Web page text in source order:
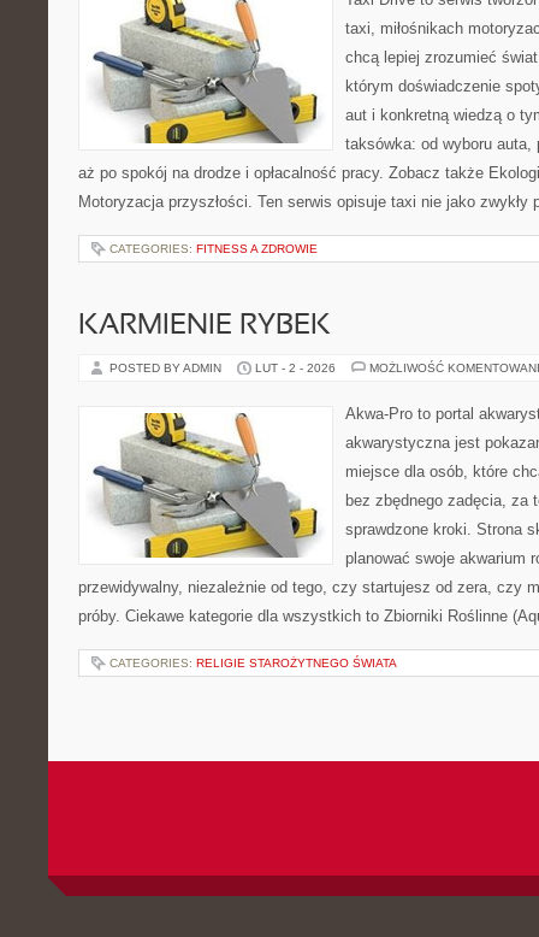
taxi, miłośnikach
chcą lepiej zrozumieć
którym doświadczenie
aut i konkretną wiedzą o
taksówka: od wyboru
aż po spokój na drodze i opłacalność pracy. Zobacz także
Motoryzacja przyszłości. Ten serwis opisuje taxi nie jako
CATEGORIES: FITNESS A ZDROWIE
KARMIENIE RYBEK
POSTED BY ADMIN LUT - 2 - 2026 MOŻLIWOŚĆ
Akwa-Pro to portal
akwarystyczna jest
miejsce dla osób, które
bez zbędnego zadęcia, za
sprawdzone kroki. Strona
planować swoje akwarium
przewidywalny, niezależnie od tego, czy startujesz od zera, czy
próby. Ciekawe kategorie dla wszystkich to Zbiorniki Roślinne
CATEGORIES: RELIGIE STAROŻYTNEGO ŚWIATA